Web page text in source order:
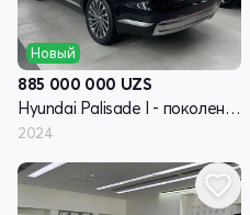
Новый
885 000 000 UZS
Hyundai Palisade I - поколение рестайлинг
2024